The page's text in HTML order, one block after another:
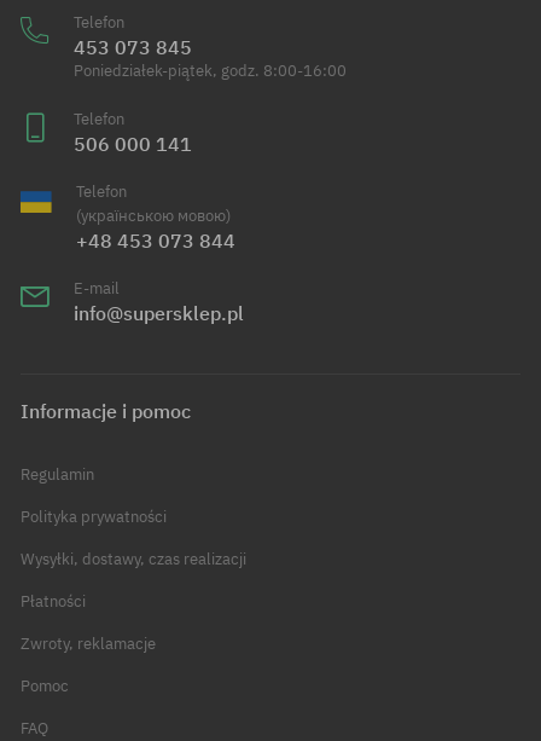
Telefon
453 073 845
Poniedziałek-piątek, godz. 8:00-16:00
Telefon
506 000 141
Telefon
(українською мовою)
+48 453 073 844
E-mail
info@supersklep.pl
Informacje i pomoc
Regulamin
Polityka prywatności
Wysyłki, dostawy, czas realizacji
Płatności
Zwroty, reklamacje
Pomoc
FAQ